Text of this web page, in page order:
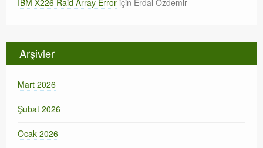
IBM X226 Raid Array Error için Erdal Özdemir
Arşivler
Mart 2026
Şubat 2026
Ocak 2026